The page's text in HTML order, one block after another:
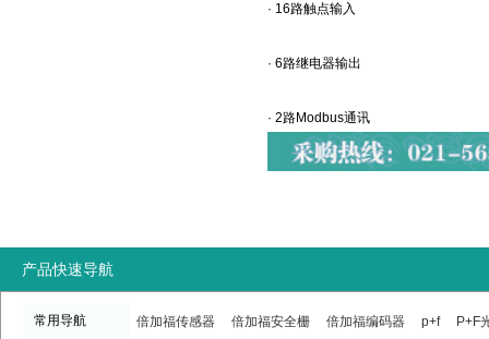
· 16路触点输入
· 6路继电器输出
· 2路Modbus通讯
产品快速导航
常用导航 倍加福传感器 倍加福安全栅 倍加福编码器 p+f
P+F